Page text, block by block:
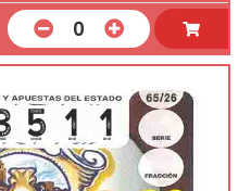
0